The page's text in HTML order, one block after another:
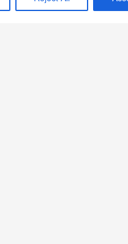
klasik köfte tariflerine